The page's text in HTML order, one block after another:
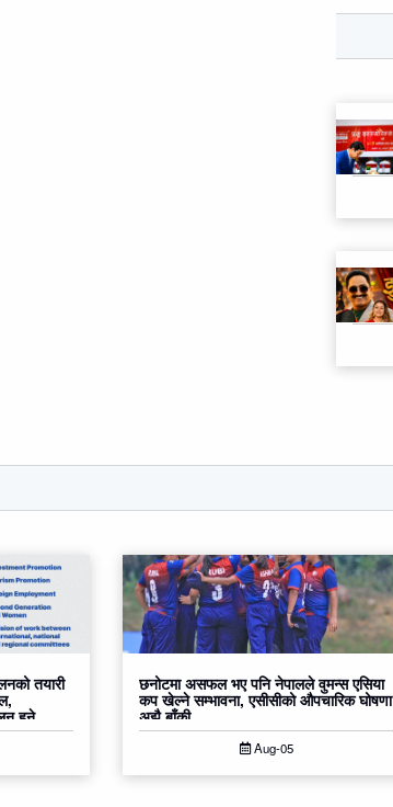
तयारी
हुने
छनोटमा असफल भए पनि नेपालले वुमन्स एसिया
कप खेल्ने सम्भावना, एसीसीको औपचारिक घोषणा
अझै बाँकी
Aug-05